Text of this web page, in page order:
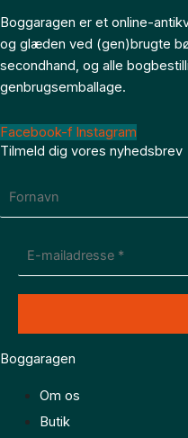
Boggaragen er et online-
og glæden ved (gen)brugte
secondhand, og alle
genbrugsemballage.
Facebook-f Instagram
Tilmeld dig vores nyhedsbrev
Boggaragen
Om os
Butik